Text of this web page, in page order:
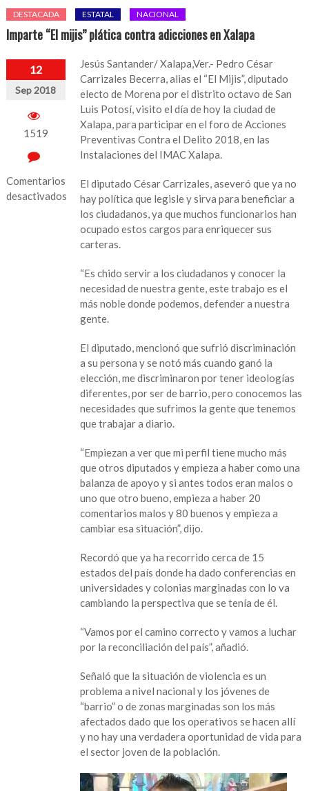
DESTACADA ESTATAL NACIONAL
Imparte “El mijis” plática contra adicciones en Xalapa
12
Sep 2018
1519
Comentarios
desactivados
Jesús Santander/ Xalapa,Ver.- Pedro César
Carrizales Becerra, alias el “El Mijis”, diputado
electo de Morena por el distrito octavo de San
Luis Potosí, visito el día de hoy la ciudad de
Xalapa, para participar en el foro de Acciones
Preventivas Contra el Delito 2018, en las
Instalaciones del IMAC Xalapa.
El diputado César Carrizales, aseveró que ya no
hay política que legisle y sirva para beneficiar a
los ciudadanos, ya que muchos funcionarios han
ocupado estos cargos para enriquecer sus
carteras.
“Es chido servir a los ciudadanos y conocer la
necesidad de nuestra gente, este trabajo es el
más noble donde podemos, defender a nuestra
gente.
El diputado, mencionó que sufrió discriminación
a su persona y se notó más cuando ganó la
elección, me discriminaron por tener ideologías
diferentes, por ser de barrio, pero conocemos las
necesidades que sufrimos la gente que tenemos
que trabajar a diario.
“Empiezan a ver que mi perfil tiene mucho más
que otros diputados y empieza a haber como una
balanza de apoyo y si antes todos eran malos o
uno que otro bueno, empieza a haber 20
comentarios malos y 80 buenos y empieza a
cambiar esa situación”, dijo.
Recordó que ya ha recorrido cerca de 15
estados del país donde ha dado conferencias en
universidades y colonias marginadas con lo va
cambiando la perspectiva que se tenía de él.
“Vamos por el camino correcto y vamos a luchar
por la reconciliación del país”, añadió.
Señaló que la situación de violencia es un
problema a nivel nacional y los jóvenes de
“barrio” o de zonas marginadas son los más
afectados dado que los operativos se hacen allí
y no hay una verdadera oportunidad de vida para
el sector joven de la población.